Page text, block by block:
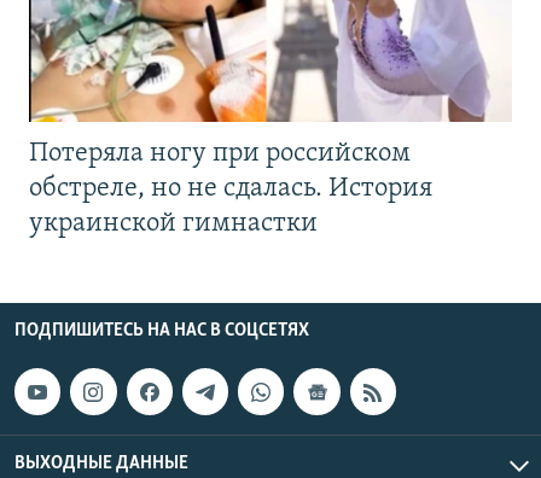
Потеряла ногу при российском
обстреле, но не сдалась. История
украинской гимнастки
ПОДПИШИТЕСЬ НА НАС В СОЦСЕТЯХ
ВЫХОДНЫЕ ДАННЫЕ